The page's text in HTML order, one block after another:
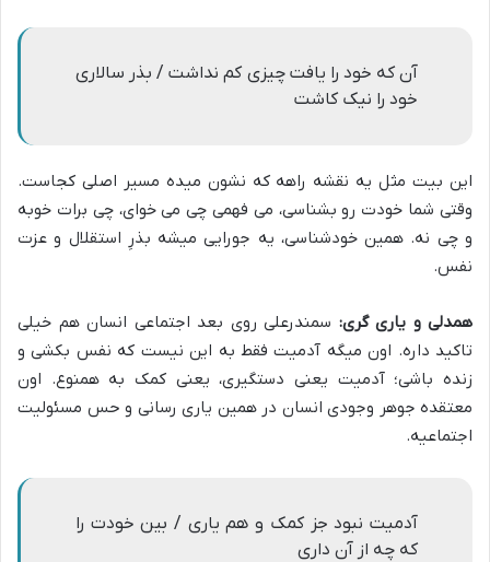
آن که خود را یافت چیزی کم نداشت / بذر سالاری
خود را نیک کاشت
این بیت مثل یه نقشه راهه که نشون میده مسیر اصلی کجاست.
وقتی شما خودت رو بشناسی، می فهمی چی می خوای، چی برات خوبه
و چی نه. همین خودشناسی، یه جورایی میشه بذرِ استقلال و عزت
نفس.
همدلی و یاری گری: سمندرعلی روی بعد اجتماعی انسان هم خیلی
تاکید داره. اون میگه آدمیت فقط به این نیست که نفس بکشی و
زنده باشی؛ آدمیت یعنی دستگیری، یعنی کمک به همنوع. اون
معتقده جوهر وجودی انسان در همین یاری رسانی و حس مسئولیت
اجتماعیه.
آدمیت نبود جز کمک و هم یاری / بین خودت را
که چه از آن داری